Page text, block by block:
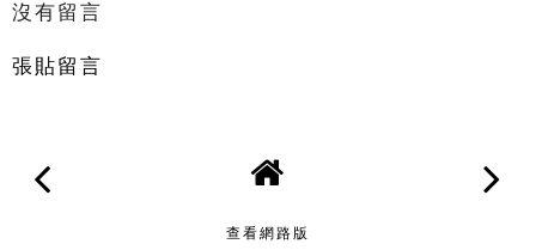
沒有留言
張貼留言
查看網路版